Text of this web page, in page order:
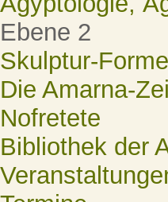
Ebene 2
Skulptur-
Die Amarna-
Nofretete
Bibliothek der